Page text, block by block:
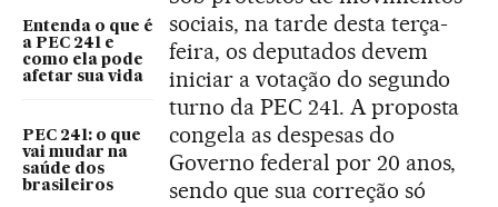
Entenda o que é
a PEC 241 e
como ela pode
afetar sua vida
PEC 241: o que
vai mudar na
saúde dos
brasileiros
sociais, na tarde desta terça-
feira, os deputados devem
iniciar a votação do segundo
turno da PEC 241. A proposta
congela as despesas do
Governo federal por 20 anos,
sendo que sua correção só